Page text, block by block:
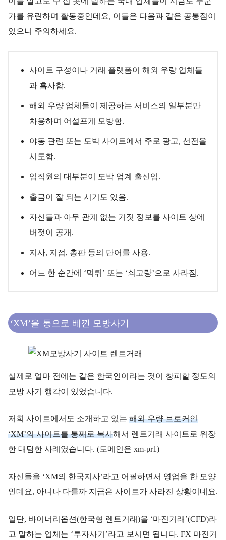
가를 유린하며 활동중인데요, 이들은 다음과 같은 공통점이
있으니 주의하세요.
사이트 구성이나 거래 플랫폼이 해외 우량 업체들
과 흡사함.
해외 우량 업체들이 제공하는 서비스의 일부분만
차용하며 어설프게 모방함.
야동 관련 또는 도박 사이트에서 주로 광고, 선전을
시도함.
임직원의 대부분이 도박 업계 출신임.
출금이 잘 되는 시기도 있음.
자신들과 아무 관계 없는 거짓 정보를 사이트 상에
버젓이 공개.
지사, 지점, 총판 등의 단어를 사용.
어느 한 순간에 ‘먹튀’ 또는 ‘쇠고랑’으로 사라짐.
‘XM’을 통으로 베낀 모방사기
실제로 얼마 전에는 같은 한국인이라는 것이 창피할 정도의
모방 사기 행각이 있었습니다.
저희 사이트에서도 소개하고 있는 해외 우량 브로커인
‘XM’의 사이트를 통째로 복사해서 렌트거래 사이트로 위장
한 대담한 사례였습니다. (도메인은 xm-pr1)
자신들을 ‘XM의 한국지사’라고 어필하면서 영업을 한 모양
인데요, 아니나 다를까 지금은 사이트가 사라진 상황이네요.
일단, 바이너리옵션(한국형 렌트거래)을 ‘마진거래’(CFD)라
고 말하는 업체는 ‘투자사기’라고 보시면 됩니다. FX 마진거